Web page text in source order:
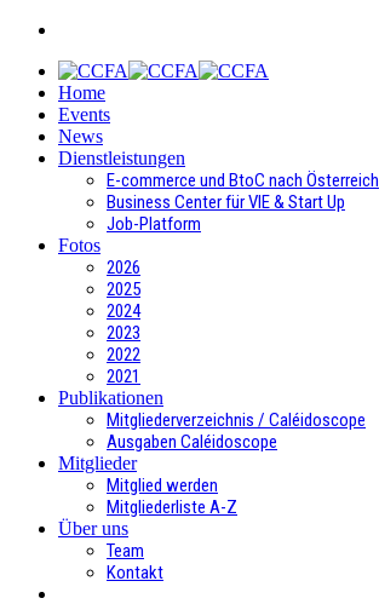
Home
Events
News
Dienstleistungen
E-commerce und BtoC nach Österreich
Business Center für VIE & Start Up
Job-Platform
Fotos
2026
2025
2024
2023
2022
2021
Publikationen
Mitgliederverzeichnis / Caléidoscope
Ausgaben Caléidoscope
Mitglieder
Mitglied werden
Mitgliederliste A-Z
Über uns
Team
Kontakt